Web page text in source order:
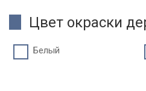
Цвет окраски
Белый